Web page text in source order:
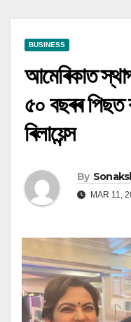
BUSINESS
আমেৰিকাত
৫০ বছৰৰ পিছত
ৰিলায়েন্স
By
MAR 11,